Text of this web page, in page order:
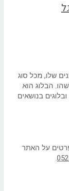
שלו, מכל סוג
הבלוג הוא
בנושאים
על האתר
.